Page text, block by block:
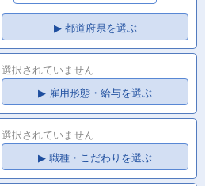
▶ 都道府県を選ぶ
選択されていません
▶ 雇用形態・給与を選ぶ
選択されていません
▶ 職種・こだわりを選ぶ